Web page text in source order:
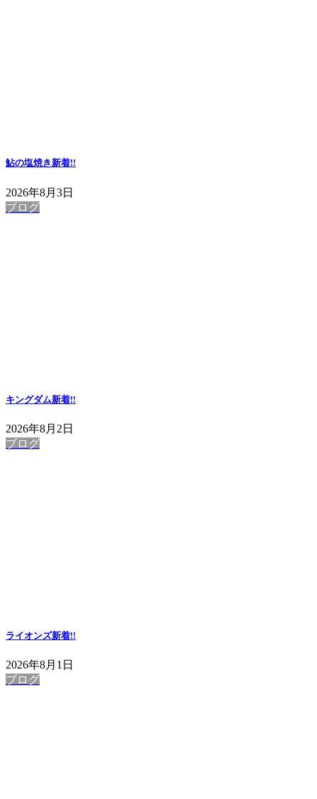
鮎の塩焼き新着!!
2026年8月3日
ブログ
キングダム新着!!
2026年8月2日
ブログ
ライオンズ新着!!
2026年8月1日
ブログ